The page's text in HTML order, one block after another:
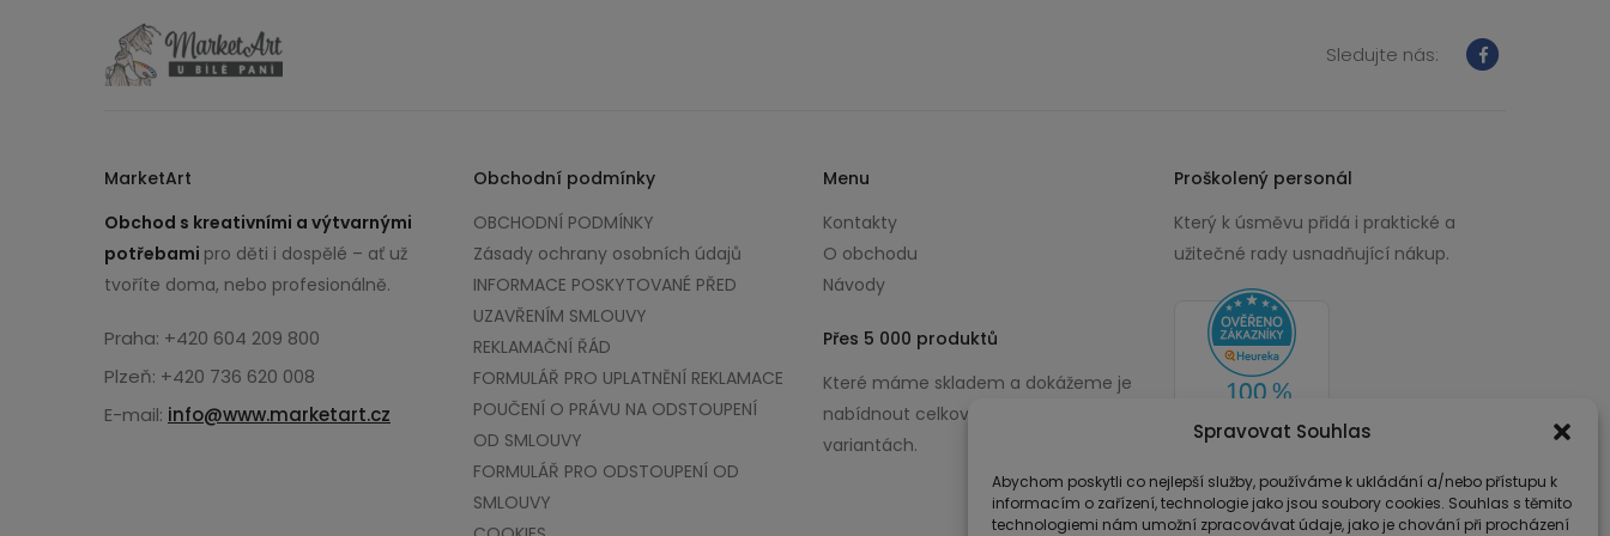
Spravovat Souhlas
Abychom poskytli co nejlepší služby, používáme k ukládání a/nebo přístupu k
informacím o zařízení, technologie jako jsou soubory cookies. Souhlas s těmito
technologiemi nám umožní zpracovávat údaje, jako je chování při procházení
Sledujte nás:
MarketArt
Obchod s kreativními a výtvarnými
potřebami pro děti i dospělé – ať už
tvoříte doma, nebo profesionálně.
Praha: +420 604 209 800
Plzeň: +420 736 620 008
E-mail: info@www.marketart.cz
Obchodní podmínky
OBCHODNÍ PODMÍNKY
Zásady ochrany osobních údajů
INFORMACE POSKYTOVANÉ PŘED
UZAVŘENÍM SMLOUVY
REKLAMAČNÍ ŘÁD
FORMULÁŘ PRO UPLATNĚNÍ REKLAMACE
POUČENÍ O PRÁVU NA ODSTOUPENÍ
OD SMLOUVY
FORMULÁŘ PRO ODSTOUPENÍ OD
SMLOUVY
Menu
Kontakty
O obchodu
Návody
Přes 5 000 produktů
Které máme skladem a dokážeme je
nabídnout celkově až v 100 000
variantách.
Proškolený personál
Který k úsměvu přidá i praktické a
užitečné rady usnadňující nákup.